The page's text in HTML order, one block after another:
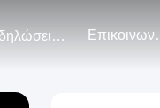
Εκδηλώσεις